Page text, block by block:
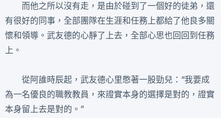
而他之所以沒有走，是由於碰到了一個好的徒弟，還
有很好的同事，全部團隊在生涯和任務上都給了他良多關
懷和領導。武友德的心靜了上去，全部心思也回回到任務
上。
從阿誰時辰起，武友德心里憋著一股勁兒：“我要成
為一名優良的職教教員，來證實本身的選擇是對的，證實
本身留上去是對的。”